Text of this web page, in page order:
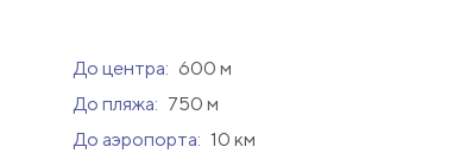
До центра: 600 м
До пляжа: 750 м
До аэропорта: 10 км